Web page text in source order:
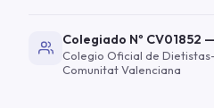
Colegiado Nº CV01852
Colegio Oficial de
Comunitat Valenciana